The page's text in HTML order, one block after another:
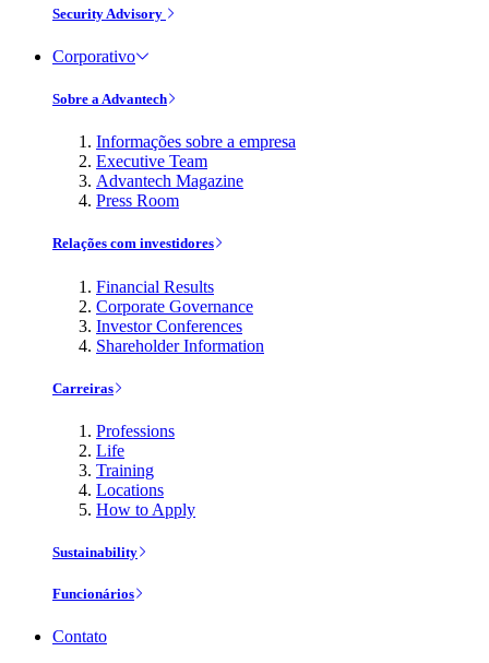
Security Advisory
Corporativo
Sobre a Advantech
Informações sobre a empresa
Executive Team
Advantech Magazine
Press Room
Relações com investidores
Financial Results
Corporate Governance
Investor Conferences
Shareholder Information
Carreiras
Professions
Life
Training
Locations
How to Apply
Sustainability
Funcionários
Contato